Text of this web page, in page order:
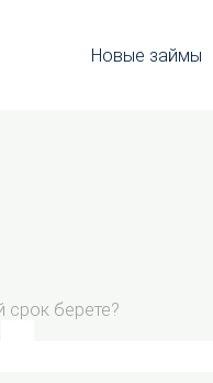
Новые займы
срок берете?